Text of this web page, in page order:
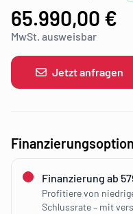
65.990,00 €
MwSt. ausweisbar
Jetzt anfragen
Finanzierung
Profitiere von
Schlussrate – mit